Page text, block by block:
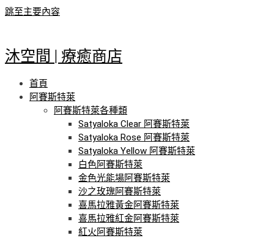
跳至主要內容
沐空間 | 療癒商店
首頁
阿賽斯特萊
阿賽斯特萊各種類
Satyaloka Clear 阿賽斯特萊
Satyaloka Rose 阿賽斯特萊
Satyaloka Yellow 阿賽斯特萊
白色阿賽斯特萊
金色光能場阿賽斯特萊
沙之玫瑰阿賽斯特萊
喜馬拉雅黃金阿賽斯特萊
喜馬拉雅紅金阿賽斯特萊
紅火阿賽斯特萊